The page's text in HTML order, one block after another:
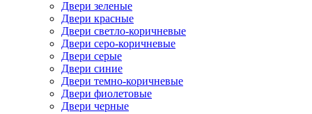
Двери зеленые
Двери красные
Двери светло-коричневые
Двери серо-коричневые
Двери серые
Двери синие
Двери темно-коричневые
Двери фиолетовые
Двери черные